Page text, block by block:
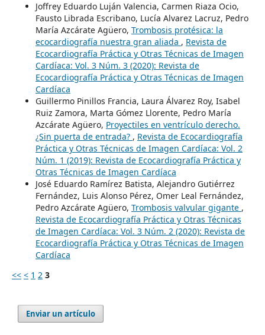
Joffrey Eduardo Luján Valencia, Carmen Riaza Ocio,
Fausto Librada Escribano, Lucía Alvarez Lacruz, Pedro
María Azcárate Agüero, Trombosis protésica: la
ecocardiografía nuestra gran aliada , Revista de
Ecocardiografía Práctica y Otras Técnicas de Imagen
Cardíaca: Vol. 3 Núm. 3 (2020): Revista de
Ecocardiografía Práctica y Otras Técnicas de Imagen
Cardíaca
Guillermo Pinillos Francia, Laura Álvarez Roy, Isabel
Ruiz Zamora, Marta Gómez Llorente, Pedro María
Azcárate Agüero, Proyectiles en ventrículo derecho.
¿Sin puerta de entrada? , Revista de Ecocardiografía
Práctica y Otras Técnicas de Imagen Cardíaca: Vol. 2
Núm. 1 (2019): Revista de Ecocardiografía Práctica y
Otras Técnicas de Imagen Cardíaca
José Eduardo Ramírez Batista, Alejandro Gutiérrez
Fernández, Luis Alonso Pérez, Omer Leal Fernández,
Pedro Azcárate Agüero, Trombosis valvular gigante ,
Revista de Ecocardiografía Práctica y Otras Técnicas
de Imagen Cardíaca: Vol. 3 Núm. 2 (2020): Revista de
Ecocardiografía Práctica y Otras Técnicas de Imagen
Cardíaca
<< < 1 2 3
Enviar un artículo